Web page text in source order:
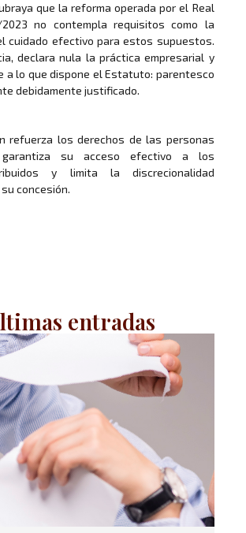
que la reforma operada por el Real
no contempla requisitos como la
cuidado efectivo para estos supuestos.
declara nula la práctica empresarial y
a lo que dispone el Estatuto: parentesco
debidamente justificado.
refuerza los derechos de las personas
garantiza su acceso efectivo a los
y limita la discrecionalidad
concesión.
entradas